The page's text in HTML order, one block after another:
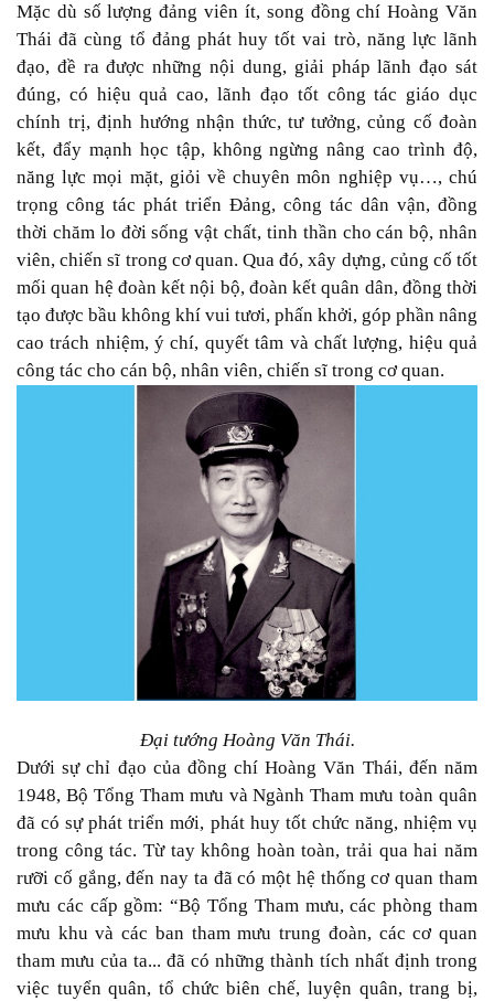
Mặc dù số lượng đảng viên ít, song đồng chí Hoàng Văn
Thái đã cùng tổ đảng phát huy tốt vai trò, năng lực lãnh
đạo, đề ra được những nội dung, giải pháp lãnh đạo sát
đúng, có hiệu quả cao, lãnh đạo tốt công tác giáo dục
chính trị, định hướng nhận thức, tư tưởng, củng cố đoàn
kết, đẩy mạnh học tập, không ngừng nâng cao trình độ,
năng lực mọi mặt, giỏi về chuyên môn nghiệp vụ…, chú
trọng công tác phát triển Đảng, công tác dân vận, đồng
thời chăm lo đời sống vật chất, tinh thần cho cán bộ, nhân
viên, chiến sĩ trong cơ quan. Qua đó, xây dựng, củng cố tốt
mối quan hệ đoàn kết nội bộ, đoàn kết quân dân, đồng thời
tạo được bầu không khí vui tươi, phấn khởi, góp phần nâng
cao trách nhiệm, ý chí, quyết tâm và chất lượng, hiệu quả
công tác cho cán bộ, nhân viên, chiến sĩ trong cơ quan.
Đại tướng Hoàng Văn Thái.
Dưới sự chỉ đạo của đồng chí Hoàng Văn Thái, đến năm
1948, Bộ Tổng Tham mưu và Ngành Tham mưu toàn quân
đã có sự phát triển mới, phát huy tốt chức năng, nhiệm vụ
trong công tác. Từ tay không hoàn toàn, trải qua hai năm
rưỡi cố gắng, đến nay ta đã có một hệ thống cơ quan tham
mưu các cấp gồm: “Bộ Tổng Tham mưu, các phòng tham
mưu khu và các ban tham mưu trung đoàn, các cơ quan
tham mưu của ta... đã có những thành tích nhất định trong
việc tuyển quân, tổ chức biên chế, luyện quân, trang bị,